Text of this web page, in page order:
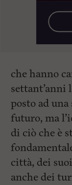
che hanno
settant’anni
posto ad
futuro, ma
di ciò che è
città, dei
anche dei